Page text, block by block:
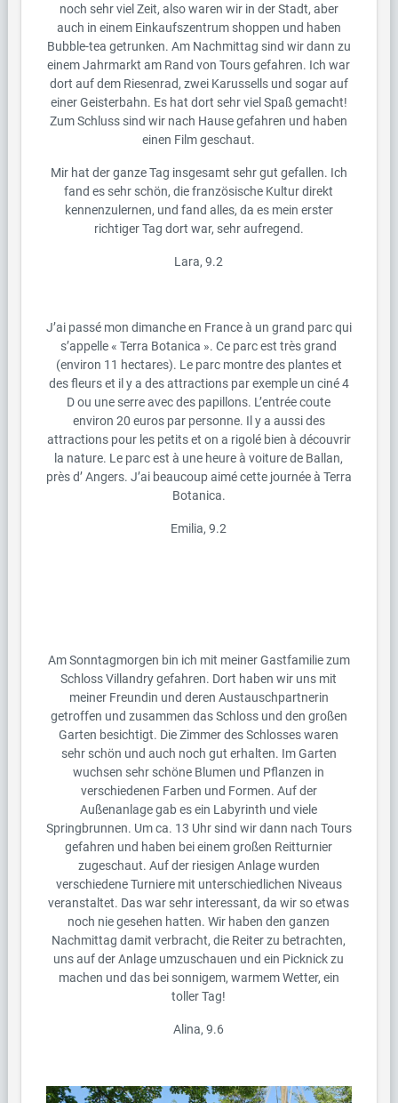
noch sehr viel Zeit, also waren wir in der Stadt, aber
auch in einem Einkaufszentrum shoppen und haben
Bubble-tea getrunken. Am Nachmittag sind wir dann zu
einem Jahrmarkt am Rand von Tours gefahren. Ich war
dort auf dem Riesenrad, zwei Karussells und sogar auf
einer Geisterbahn. Es hat dort sehr viel Spaß gemacht!
Zum Schluss sind wir nach Hause gefahren und haben
einen Film geschaut.
Mir hat der ganze Tag insgesamt sehr gut gefallen. Ich
fand es sehr schön, die französische Kultur direkt
kennenzulernen, und fand alles, da es mein erster
richtiger Tag dort war, sehr aufregend.
Lara, 9.2
J’ai passé mon dimanche en France à un grand parc qui
s’appelle « Terra Botanica ». Ce parc est très grand
(environ 11 hectares). Le parc montre des plantes et
des fleurs et il y a des attractions par exemple un ciné 4
D ou une serre avec des papillons. L’entrée coute
environ 20 euros par personne. Il y a aussi des
attractions pour les petits et on a rigolé bien à découvrir
la nature. Le parc est à une heure à voiture de Ballan,
près d’ Angers. J’ai beaucoup aimé cette journée à Terra
Botanica.
Emilia, 9.2
Am Sonntagmorgen bin ich mit meiner Gastfamilie zum
Schloss Villandry gefahren. Dort haben wir uns mit
meiner Freundin und deren Austauschpartnerin
getroffen und zusammen das Schloss und den großen
Garten besichtigt. Die Zimmer des Schlosses waren
sehr schön und auch noch gut erhalten. Im Garten
wuchsen sehr schöne Blumen und Pflanzen in
verschiedenen Farben und Formen. Auf der
Außenanlage gab es ein Labyrinth und viele
Springbrunnen. Um ca. 13 Uhr sind wir dann nach Tours
gefahren und haben bei einem großen Reitturnier
zugeschaut. Auf der riesigen Anlage wurden
verschiedene Turniere mit unterschiedlichen Niveaus
veranstaltet. Das war sehr interessant, da wir so etwas
noch nie gesehen hatten. Wir haben den ganzen
Nachmittag damit verbracht, die Reiter zu betrachten,
uns auf der Anlage umzuschauen und ein Picknick zu
machen und das bei sonnigem, warmem Wetter, ein
toller Tag!
Alina, 9.6